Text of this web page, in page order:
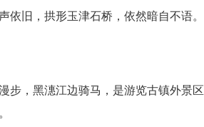
依旧，拱形玉津石桥，依然暗自不语。
步，黑潓江边骑马，是游览古镇外景